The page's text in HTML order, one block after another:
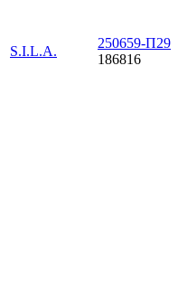
S.I.L.A.
250659-П29
186816